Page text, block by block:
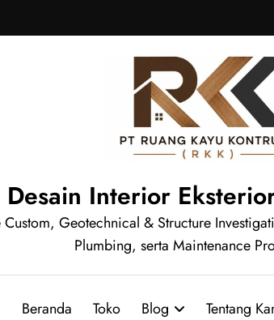
Desain Interior
Geotechnical & Structure
Plumbing, serta Maintenance
Beranda Toko Blog Tentang